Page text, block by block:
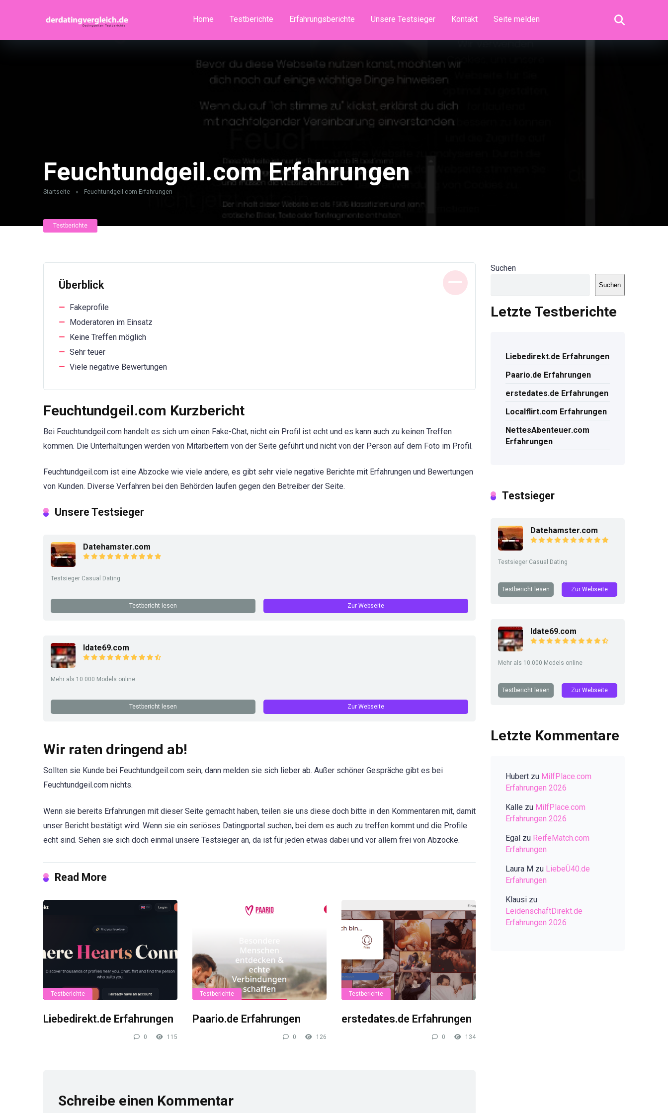
Home Testberichte Erfahrungsberichte Unsere Testsieger Kontakt Seite melden
Feuchtundgeil.com Erfahrungen
Startseite » Feuchtundgeil.com Erfahrungen
Testberichte
Überblick
Fakeprofile
Moderatoren im Einsatz
Keine Treffen möglich
Sehr teuer
Viele negative Bewertungen
Feuchtundgeil.com Kurzbericht
Bei Feuchtundgeil.com handelt es sich um einen Fake-Chat, nicht ein Profil ist echt und es kann auch zu keinen Treffen
kommen. Die Unterhaltungen werden von Mitarbeitern von der Seite geführt und nicht von der Person auf dem Foto im Profil.
Feuchtundgeil.com ist eine Abzocke wie viele andere, es gibt sehr viele negative Berichte mit Erfahrungen und Bewertungen
von Kunden. Diverse Verfahren bei den Behörden laufen gegen den Betreiber der Seite.
Unsere Testsieger
Datehamster.com
Testsieger Casual Dating
Testbericht lesen Zur Webseite
Idate69.com
Mehr als 10.000 Models online
Testbericht lesen Zur Webseite
Wir raten dringend ab!
Sollten sie Kunde bei Feuchtundgeil.com sein, dann melden sie sich lieber ab. Außer schöner Gespräche gibt es bei
Feuchtundgeil.com nichts.
Wenn sie bereits Erfahrungen mit dieser Seite gemacht haben, teilen sie uns diese doch bitte in den Kommentaren mit, damit
unser Bericht bestätigt wird. Wenn sie ein seriöses Datingportal suchen, bei dem es auch zu treffen kommt und die Profile
echt sind. Sehen sie sich doch einmal unsere Testsieger an, da ist für jeden etwas dabei und vor allem frei von Abzocke.
Read More
Testberichte
Liebedirekt.de Erfahrungen
0 115
Testberichte
Paario.de Erfahrungen
0 126
Testberichte
erstedates.de Erfahrungen
0 134
Schreibe einen Kommentar
Suchen
Suchen
Letzte Testberichte
Liebedirekt.de Erfahrungen
Paario.de Erfahrungen
erstedates.de Erfahrungen
Localflirt.com Erfahrungen
NettesAbenteuer.com
Erfahrungen
Testsieger
Datehamster.com
Testsieger Casual Dating
Testbericht lesen Zur Webseite
Idate69.com
Mehr als 10.000 Models online
Testbericht lesen Zur Webseite
Letzte Kommentare
Hubert zu MilfPlace.com
Erfahrungen 2026
Kalle zu MilfPlace.com
Erfahrungen 2026
Egal zu ReifeMatch.com
Erfahrungen
Laura M zu LiebeÜ40.de
Erfahrungen
Klausi zu
LeidenschaftDirekt.de
Erfahrungen 2026